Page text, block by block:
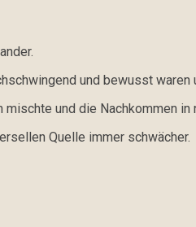
und bewusst
und die Nachkommen
Quelle immer schwächer.